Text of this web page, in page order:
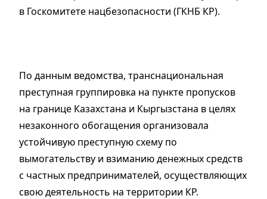
в Госкомитете нацбезопасности (ГКНБ КР).
По данным ведомства, транснациональная
преступная группировка на пункте пропусков
на границе Казахстана и Кыргызстана в целях
незаконного обогащения организовала
устойчивую преступную схему по
вымогательству и взиманию денежных средств
с частных предпринимателей, осуществляющих
свою деятельность на территории КР.